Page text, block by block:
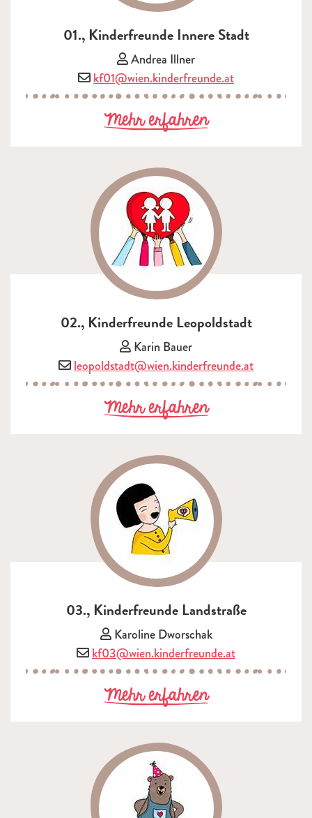
01., Kinderfreunde Innere Stadt
Vorsitzende/r:
Andrea Illner
E-Mail:
kf01@wien.kinderfreunde.at
Mehr erfahrenzu 01.,
02., Kinderfreunde Leopoldstadt
Vorsitzende/r:
Karin Bauer
E-Mail:
leopoldstadt@wien.kinderfreunde.at
Mehr erfahrenzu 02.,
03., Kinderfreunde Landstraße
Vorsitzende/r:
Karoline Dworschak
E-Mail:
kf03@wien.kinderfreunde.at
Mehr erfahrenzu 03.,